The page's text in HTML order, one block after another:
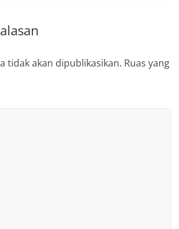
tidak akan dipublikasikan. Ruas yang